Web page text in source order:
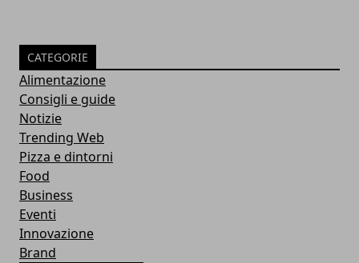
CATEGORIE
Alimentazione
Consigli e guide
Notizie
Trending Web
Pizza e dintorni
Food
Business
Eventi
Innovazione
Brand